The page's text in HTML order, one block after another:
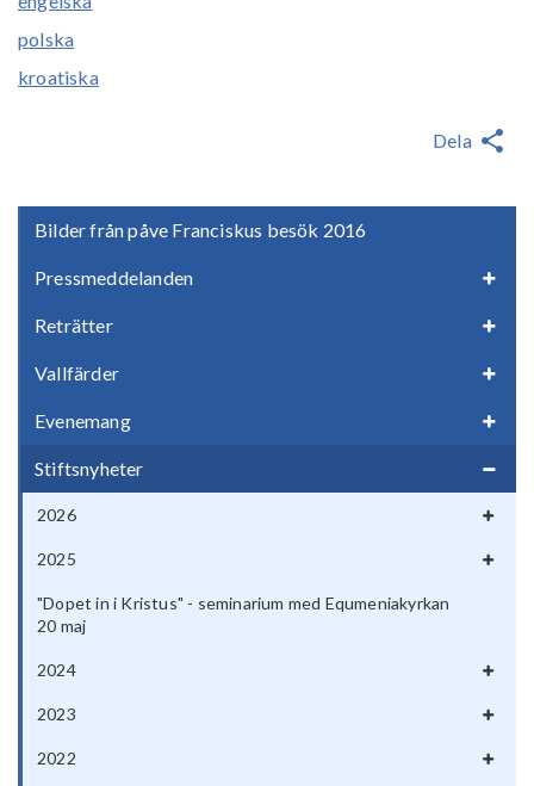
Bilder från påve Franciskus besök 2016
Pressmeddelanden
Reträtter
Vallfärder
Evenemang
Stiftsnyheter
2026
2025
"Dopet in i Kristus" - seminarium med Equmeniakyrkan
20 maj
2024
2023
2022
polska
kroatiska
Dela